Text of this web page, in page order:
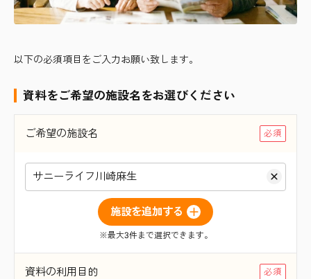
以下の必須項目をご入力お願い致します。
資料をご希望の施設名をお選びください
ご希望の施設名
サニーライフ川崎麻生
施設を追加する
※最大3件まで選択できます。
資料の利用目的